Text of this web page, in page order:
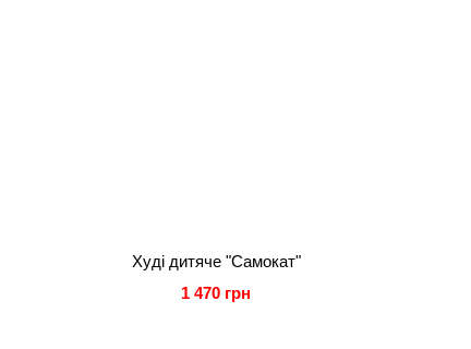
Худі дитяче "Самокат"
1 470 грн